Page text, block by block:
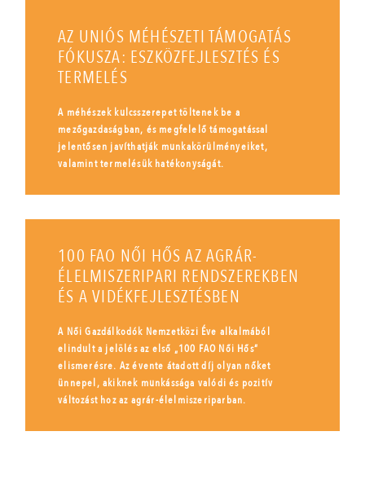
AZ UNIÓS MÉHÉSZETI TÁMOGATÁS
FÓKUSZA: ESZKÖZFEJLESZTÉS ÉS
TERMELÉS
A méhészek kulcsszerepet töltenek be a
mezőgazdaságban, és megfelelő támogatással
jelentősen javíthatják munkakörülményeiket,
valamint termelésük hatékonyságát.
100 FAO NŐI HŐS AZ AGRÁR-
ÉLELMISZERIPARI RENDSZEREKBEN
ÉS A VIDÉKFEJLESZTÉSBEN
A Női Gazdálkodók Nemzetközi Éve alkalmából
elindult a jelölés az első „100 FAO Női Hős”
elismerésre. Az évente átadott díj olyan nőket
ünnepel, akiknek munkássága valódi és pozitív
változást hoz az agrár-élelmiszeriparban.